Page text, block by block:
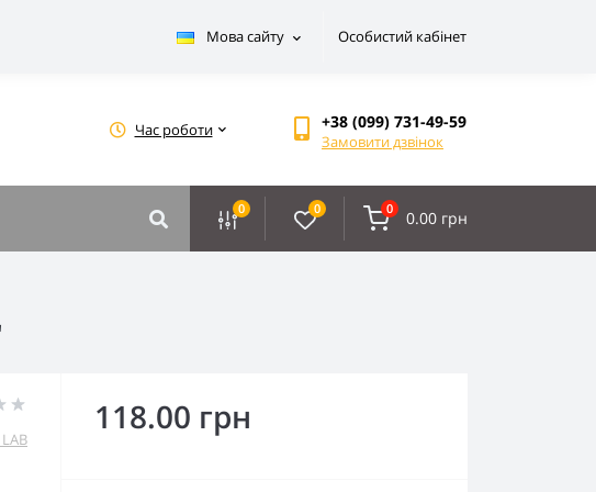
Мова сайту Особистий кабінет
Час роботи +38 (099) 731-49-59
Замовити дзвінок
0 0 0 0.00 грн
LAB
118.00 грн